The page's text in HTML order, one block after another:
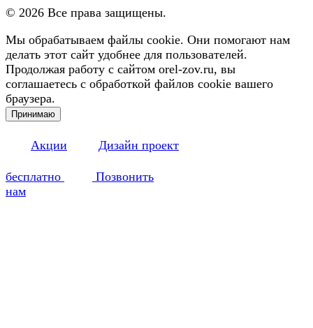
© 2026 Все права защищены.
Мы обрабатываем файлы cookie. Они помогают нам
делать этот сайт удобнее для пользователей.
Продолжая работу с сайтом orel-zov.ru, вы
соглашаетесь с обработкой файлов cookie вашего
браузера.
Принимаю
Акции Дизайн проект
бесплатно
Позвонить
нам